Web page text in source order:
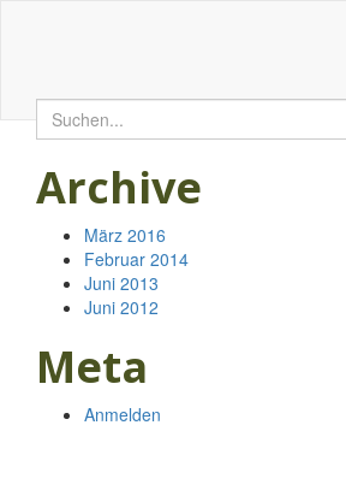
Suchen
nach:
Archive
März 2016
Februar 2014
Juni 2013
Juni 2012
Meta
Anmelden